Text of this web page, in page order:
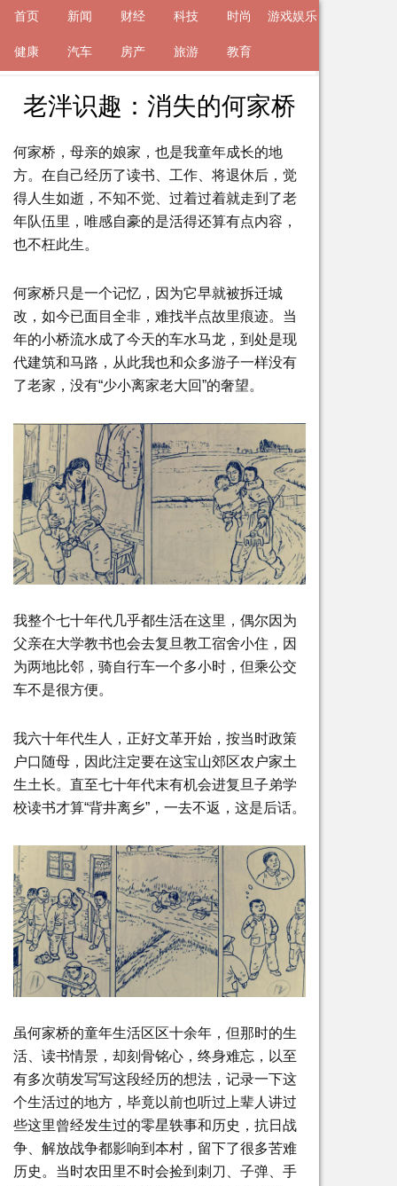
首页 新闻 财经 科技 时尚 游戏娱乐
健康 汽车 房产 旅游 教育
来自 新闻2023-11-27 13:44 的文章
老泮识趣：消失的何家桥
何家桥，母亲的娘家，也是我童年成长的地
方。在自己经历了读书、工作、将退休后，觉
得人生如逝，不知不觉、过着过着就走到了老
年队伍里，唯感自豪的是活得还算有点内容，
也不枉此生。
何家桥只是一个记忆，因为它早就被拆迁城
改，如今已面目全非，难找半点故里痕迹。当
年的小桥流水成了今天的车水马龙，到处是现
代建筑和马路，从此我也和众多游子一样没有
了老家，没有“少小离家老大回”的奢望。
我整个七十年代几乎都生活在这里，偶尔因为
父亲在大学教书也会去复旦教工宿舍小住，因
为两地比邻，骑自行车一个多小时，但乘公交
车不是很方便。
我六十年代生人，正好文革开始，按当时政策
户口随母，因此注定要在这宝山郊区农户家土
生土长。直至七十年代末有机会进复旦子弟学
校读书才算“背井离乡”，一去不返，这是后话。
虽何家桥的童年生活区区十余年，但那时的生
活、读书情景，却刻骨铭心，终身难忘，以至
有多次萌发写写这段经历的想法，记录一下这
个生活过的地方，毕竟以前也听过上辈人讲过
些这里曾经发生过的零星轶事和历史，抗日战
争、解放战争都影响到本村，留下了很多苦难
历史。当时农田里不时会捡到刺刀、子弹、手